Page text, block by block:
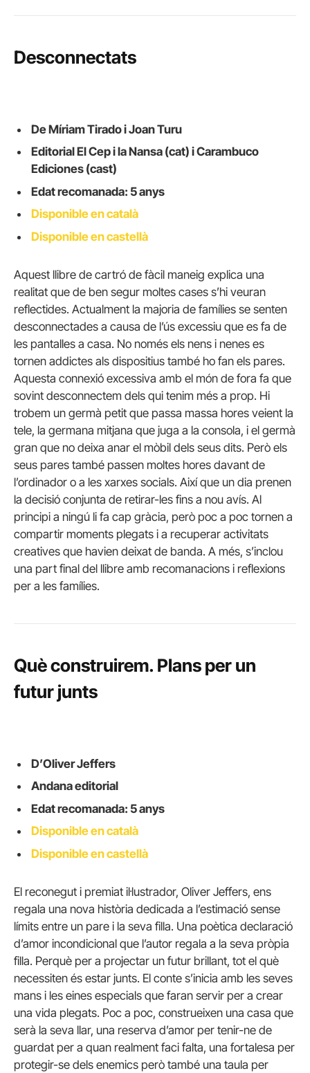
Desconnectats
De Míriam Tirado i Joan Turu
Editorial El Cep i la Nansa (cat) i Carambuco
Ediciones (cast)
Edat recomanada: 5 anys
Disponible en català
Disponible en castellà
Aquest llibre de cartró de fàcil maneig explica una
realitat que de ben segur moltes cases s’hi veuran
reflectides. Actualment la majoria de famílies se senten
desconnectades a causa de l’ús excessiu que es fa de
les pantalles a casa. No només els nens i nenes es
tornen addictes als dispositius també ho fan els pares.
Aquesta connexió excessiva amb el món de fora fa que
sovint desconnectem dels qui tenim més a prop. Hi
trobem un germà petit que passa massa hores veient la
tele, la germana mitjana que juga a la consola, i el germà
gran que no deixa anar el mòbil dels seus dits. Però els
seus pares també passen moltes hores davant de
l’ordinador o a les xarxes socials. Així que un dia prenen
la decisió conjunta de retirar-les fins a nou avís. Al
principi a ningú li fa cap gràcia, però poc a poc tornen a
compartir moments plegats i a recuperar activitats
creatives que havien deixat de banda. A més, s’inclou
una part final del llibre amb recomanacions i reflexions
per a les famílies.
Què construirem. Plans per un
futur junts
D’Oliver Jeffers
Andana editorial
Edat recomanada: 5 anys
Disponible en català
Disponible en castellà
El reconegut i premiat il·lustrador, Oliver Jeffers, ens
regala una nova història dedicada a l’estimació sense
límits entre un pare i la seva filla. Una poètica declaració
d’amor incondicional que l’autor regala a la seva pròpia
filla. Perquè per a projectar un futur brillant, tot el què
necessiten és estar junts. El conte s’inicia amb les seves
mans i les eines especials que faran servir per a crear
una vida plegats. Poc a poc, construeixen una casa que
serà la seva llar, una reserva d’amor per tenir-ne de
guardat per a quan realment faci falta, una fortalesa per
protegir-se dels enemics però també una taula per